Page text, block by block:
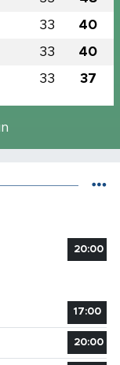
33 40
33 40
33 37
20:00
17:00
20:00